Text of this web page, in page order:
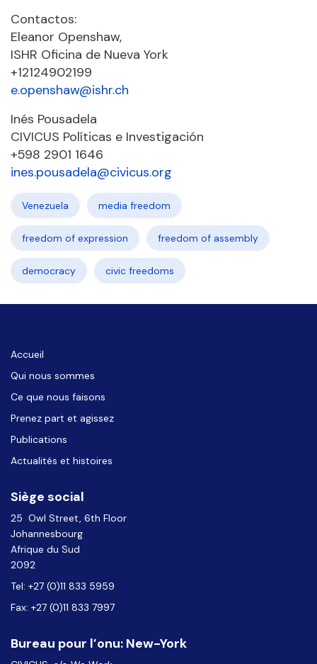
Contactos:
Eleanor Openshaw,
ISHR Oficina de Nueva York
+12124902199
e.openshaw@ishr.ch
Inés Pousadela
CIVICUS Políticas e Investigación
+598 2901 1646
ines.pousadela@civicus.org
Venezuela media freedom
freedom of expression freedom of assembly
democracy civic freedoms
Accueil
Qui nous sommes
Ce que nous faisons
Prenez part et agissez
Publications
Actualités et histoires
Siège social
25 Owl Street, 6th Floor
Johannesbourg
Afrique du Sud
2092
Tel: +27 (0)11 833 5959
Fax: +27 (0)11 833 7997
Bureau pour l’onu: New-York